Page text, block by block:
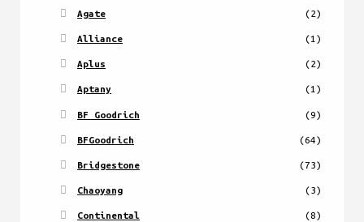
Agate (2)
Alliance (1)
Aplus (2)
Aptany (1)
BF Goodrich (9)
BFGoodrich (64)
Bridgestone (73)
Chaoyang (3)
Continental (8)